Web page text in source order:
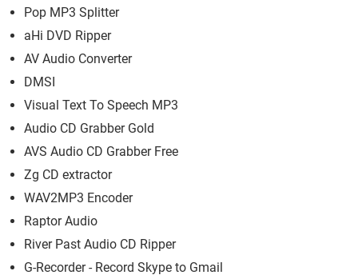
Pop MP3 Splitter
aHi DVD Ripper
AV Audio Converter
DMSI
Visual Text To Speech MP3
Audio CD Grabber Gold
AVS Audio CD Grabber Free
Zg CD extractor
WAV2MP3 Encoder
Raptor Audio
River Past Audio CD Ripper
G-Recorder - Record Skype to Gmail